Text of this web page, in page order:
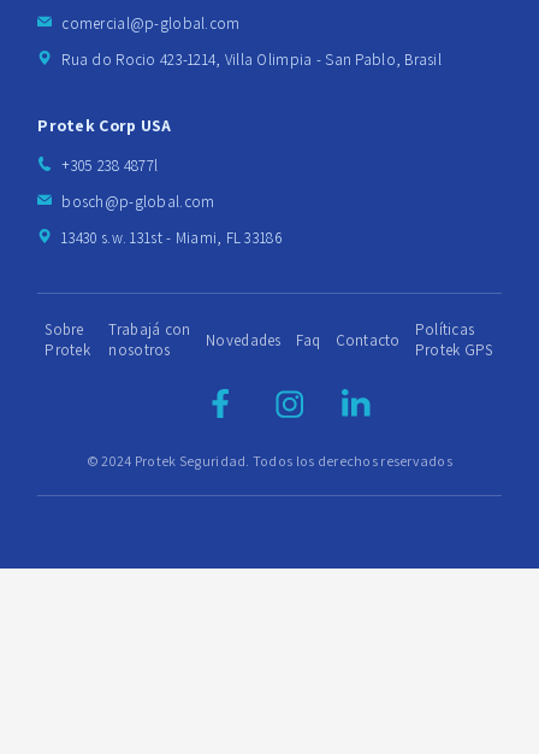
comercial@p-global.com
Rua do Rocio 423-1214, Villa Olimpia - San Pablo, Brasil
Protek Corp USA
+305 238 4877l
bosch@p-global.com
13430 s.w. 131st - Miami, FL 33186
© 2024 Protek Seguridad. Todos los derechos reservados
Sobre
Protek
Trabajá con
nosotros
Novedades Faq Contacto
Políticas
Protek GPS